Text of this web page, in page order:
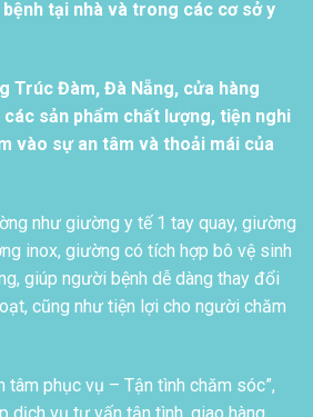
tại nhà và trong các cơ sở y
Trúc Đàm, Đà Nẵng, cửa hàng
sản phẩm chất lượng, tiện nghi
vào sự an tâm và thoải mái của
như giường y tế 1 tay quay, giường
inox, giường có tích hợp bô vệ sinh
giúp người bệnh dễ dàng thay đổi
cũng như tiện lợi cho người chăm
tâm phục vụ – Tận tình chăm sóc”,